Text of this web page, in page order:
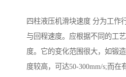
四柱液压机滑块速度 分为工作
与回程速度。应根据不同的工
度。它的变化范围很大，如锻
度较高，可达50-300mm/s;而